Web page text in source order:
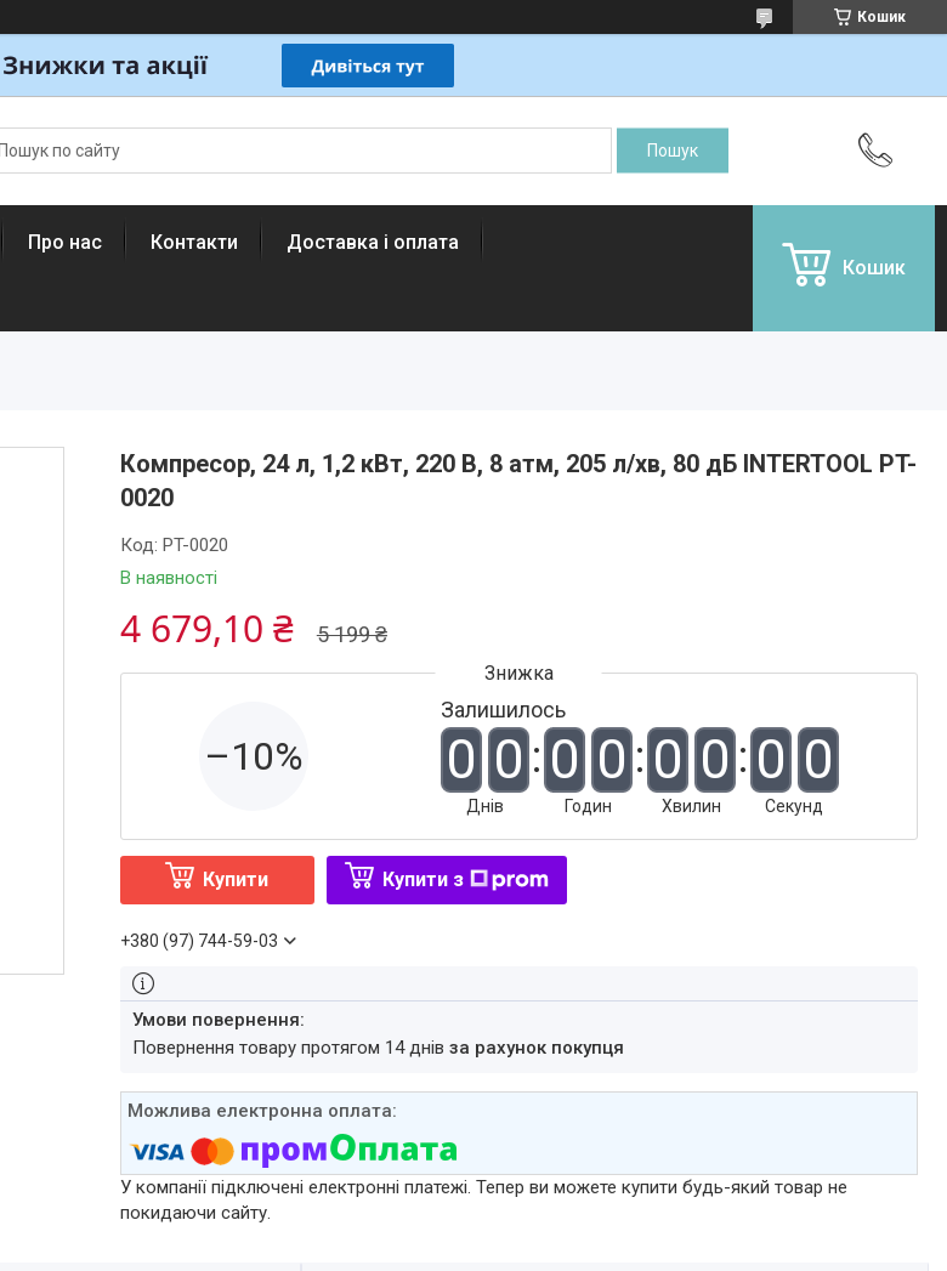
Кошик
Про нас Контакти Доставка і оплата
Кошик
Компресор, 24 л, 1,2 кВт, 220 В, 8 атм, 205 л/хв, 80 дБ INTERTOOL PT-
0020
В наявності
Код: PT-0020
5 199 ₴
4 679,10 ₴
–10%
Залишилось
0 0
Днів
0 0
Годин
0 0
Хвилин
0 0
Секунд
Купити Купити з
+380 (97) 744-59-03
повернення товару протягом 14 днів за рахунок покупця
У компанії підключені електронні платежі. Тепер ви можете купити будь-який товар не
покидаючи сайту.